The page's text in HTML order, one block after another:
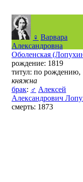
♀ Варвара
Александровна
Оболенская
рождение: 1819
титул: по рождению,
княжна
брак: ♂ Алексей
Александрович
смерть: 1873